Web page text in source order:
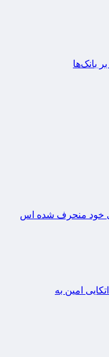
بانک‌ها
خود منحرف شده اس
امین به